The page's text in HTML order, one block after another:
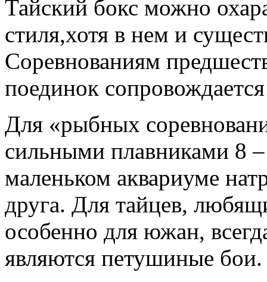
Тайский бокс можно
стиля,хотя в нем и
Соревнованиям
поединок
Для «рыбных
сильными плавниками 8
маленьком аквариуме
друга. Для тайцев,
особенно для южан,
являются петушиные бои.